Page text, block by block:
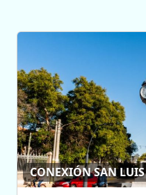
CONEXIÓN SAN LUIS